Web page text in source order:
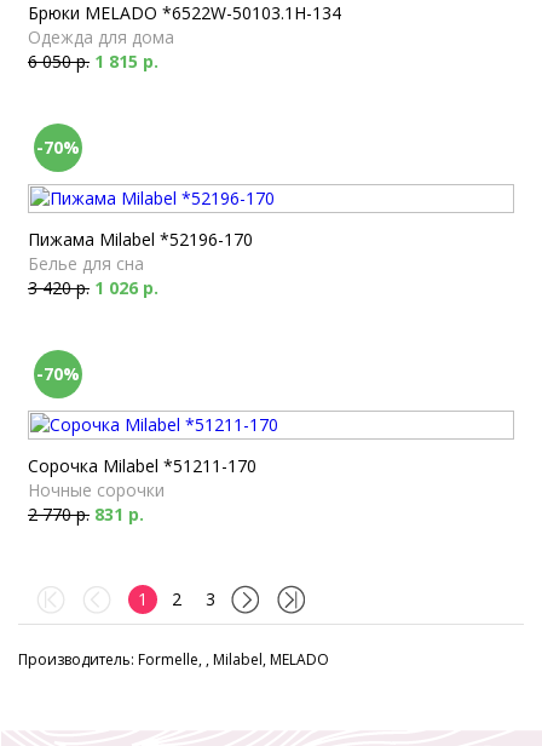
Брюки MELADO *6522W-50103.1H-134
Одежда для дома
6 050 р. 1 815 р.
-70%
Пижама Milabel *52196-170
Белье для сна
3 420 р. 1 026 р.
-70%
Сорочка Milabel *51211-170
Ночные сорочки
2 770 р. 831 р.
1 2 3
Производитель: Formelle, , Milabel, MELADO